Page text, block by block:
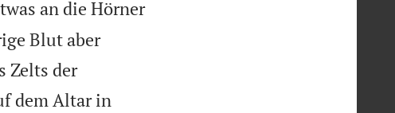
an die Hörner
Blut aber
Zelts der
dem Altar in